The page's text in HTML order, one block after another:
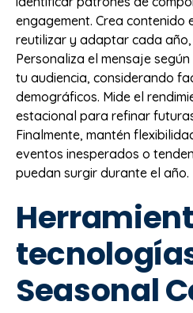
engagement. Crea contenido
reutilizar y adaptar cada
Personaliza el mensaje
tu audiencia, considerando
demográficos. Mide el
estacional para refinar
Finalmente, mantén
eventos inesperados o
puedan surgir durante el año.
Seasonal